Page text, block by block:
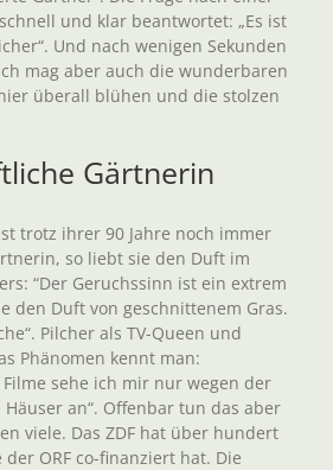
und klar beantwortet: „Es ist
Und nach wenigen Sekunden
mag aber auch die wunderbaren
überall blühen und die stolzen
Gärtnerin
trotz ihrer 90 Jahre noch immer
so liebt sie den Duft im
“Der Geruchssinn ist ein extrem
den Duft von geschnittenem Gras.
Pilcher als TV-Queen und
Phänomen kennt man:
Filme sehe ich mir nur wegen der
an“. Offenbar tun das aber
viele. Das ZDF hat über hundert
ORF co-finanziert hat. Die